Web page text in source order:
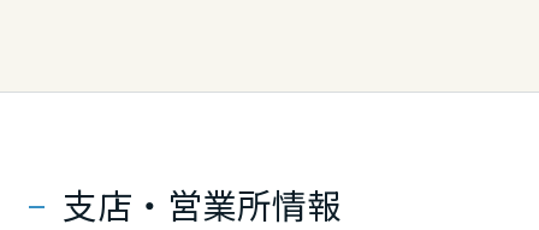
支店・営業所情報